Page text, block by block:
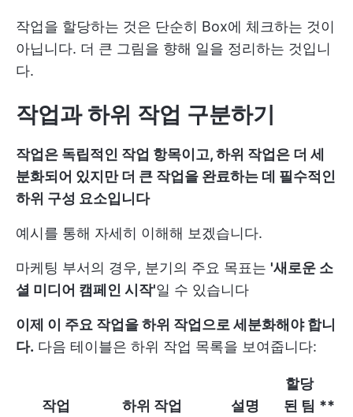
작업을 할당하는 것은 단순히 Box에 체크하는 것이
아닙니다. 더 큰 그림을 향해 일을 정리하는 것입니
다.
작업과 하위 작업 구분하기
작업은 독립적인 작업 항목이고, 하위 작업은 더 세
분화되어 있지만 더 큰 작업을 완료하는 데 필수적인
하위 구성 요소입니다
예시를 통해 자세히 이해해 보겠습니다.
마케팅 부서의 경우, 분기의 주요 목표는 '새로운 소
셜 미디어 캠페인 시작'일 수 있습니다
이제 이 주요 작업을 하위 작업으로 세분화해야 합니
다. 다음 테이블은 하위 작업 목록을 보여줍니다:
작업 하위 작업 설명
할당
된 팀 **